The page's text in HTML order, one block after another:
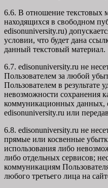
6.6. В отношение текстовых
находящихся в свободном
edisonuniversity.ru)
условии, что будет дана
данный текстовый материал.
6.7. edisonuniversity.ru не
Пользователем за любой
Пользователем в результате
невозможности сохранения
коммуникационных данных,
edisonuniversity.ru или
6.8. edisonuniversity.ru не
прямые или косвенные
использования либо
либо отдельных сервисов;
коммуникациям
любого третьего лица на